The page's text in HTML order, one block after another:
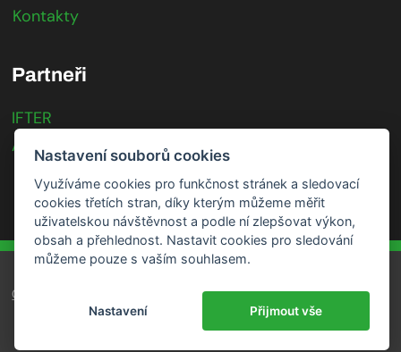
Kontakty
Partneři
IFTER
Axis Communications
GDPR
Nastavení souborů cookies
Využíváme cookies pro funkčnost stránek a sledovací
cookies třetích stran, díky kterým můžeme měřit
uživatelskou návštěvnost a podle ní zlepšovat výkon,
obsah a přehlednost. Nastavit cookies pro sledování
můžeme pouze s vaším souhlasem.
Přijmout vše
Nastavení